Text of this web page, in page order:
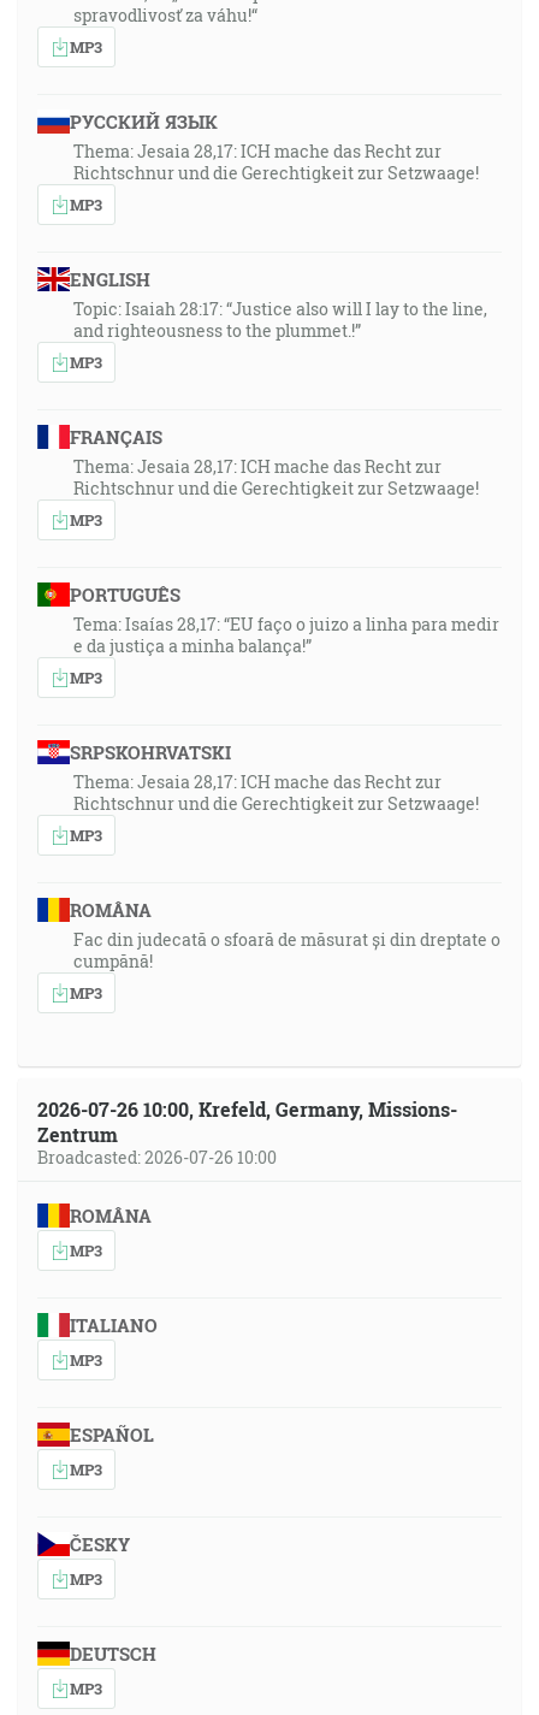
spravodlivosť za váhu!“
MP3
РУССКИЙ ЯЗЫК
Thema: Jesaia 28,17: ICH mache das Recht zur
Richtschnur und die Gerechtigkeit zur Setzwaage!
MP3
ENGLISH
Topic: Isaiah 28:17: “Justice also will I lay to the line,
and righteousness to the plummet.!”
MP3
FRANÇAIS
Thema: Jesaia 28,17: ICH mache das Recht zur
Richtschnur und die Gerechtigkeit zur Setzwaage!
MP3
PORTUGUÊS
Tema: Isaías 28,17: “EU faço o juizo a linha para medir
e da justiça a minha balança!”
MP3
SRPSKOHRVATSKI
Thema: Jesaia 28,17: ICH mache das Recht zur
Richtschnur und die Gerechtigkeit zur Setzwaage!
MP3
ROMÂNA
Fac din judecată o sfoară de măsurat și din dreptate o
cumpănă!
MP3
2026-07-26 10:00, Krefeld, Germany, Missions-
Zentrum
Broadcasted: 2026-07-26 10:00
ROMÂNA
MP3
ITALIANO
MP3
ESPAÑOL
MP3
ČESKY
MP3
DEUTSCH
MP3